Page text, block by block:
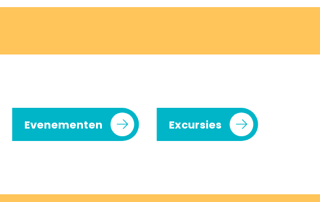
Evenementen Excursies